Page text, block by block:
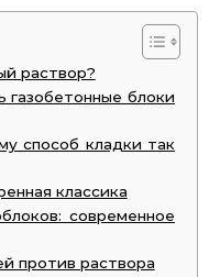
раствор?
газобетонные блоки
способ кладки так
классика
современное
против раствора